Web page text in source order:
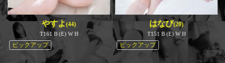
やすよ(44)
T161 B (E) W H
ピックアップ
はなび(20)
T151 B (E) W H
ピックアップ